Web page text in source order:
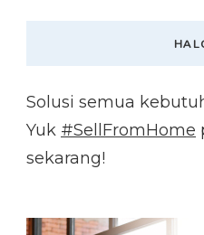
Solusi semua
Yuk #SellFromHome
sekarang!